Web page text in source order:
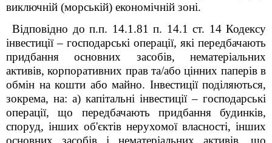
виключній (морській) економічній зоні.
Відповідно до п.п. 14.1.81 п. 14.1 ст. 14 Кодексу
інвестиції – господарські операції, які передбачають
придбання основних засобів, нематеріальних
активів, корпоративних прав та/або цінних паперів в
обмін на кошти або майно. Інвестиції поділяються,
зокрема, на: а) капітальні інвестиції – господарські
операції, що передбачають придбання будинків,
споруд, інших об'єктів нерухомої власності, інших
основних засобів і нематеріальних активів, що